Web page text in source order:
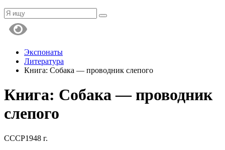
Экспонаты
Литература
Книга: Собака — проводник слепого
Книга: Собака — проводник
слепого
СССР1948 г.